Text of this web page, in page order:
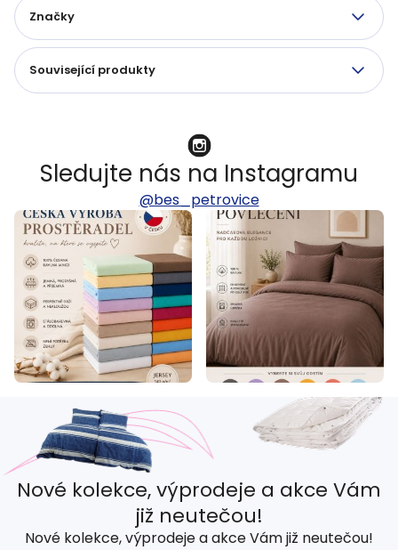
Značky
Související produkty
Sledujte nás na Instagramu
@bes_petrovice
Nové kolekce, výprodeje a akce Vám
již neutečou!
Nové kolekce, výprodeje a akce Vám již neutečou!